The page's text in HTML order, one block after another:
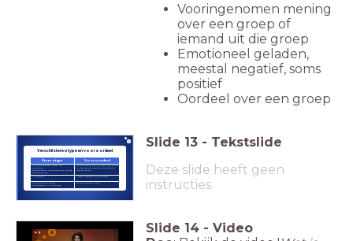
Vooringenomen mening
over een groep of
iemand uit die groep
Emotioneel geladen,
meestal negatief, soms
positief
Oordeel over een groep
Verschil stereotype en vooroordeel
Algemeen gedeeld beeld over
kenmerken,
eigenschappen en gedragingen van een
bepaalde groep
(Ongunstige) mening hebt over iemand
of iets waarvan je weinig weet mening
over een groep
-/+ Neutraal Meestal negatief, soms positief
Kennis over een groep
(opgeslagen in ons hoofd)
Oordeel over een groep
Stereotype Vooroordeel
Slide 13 - Tekstslide
Deze slide heeft geen
instructies
Slide 14 - Video